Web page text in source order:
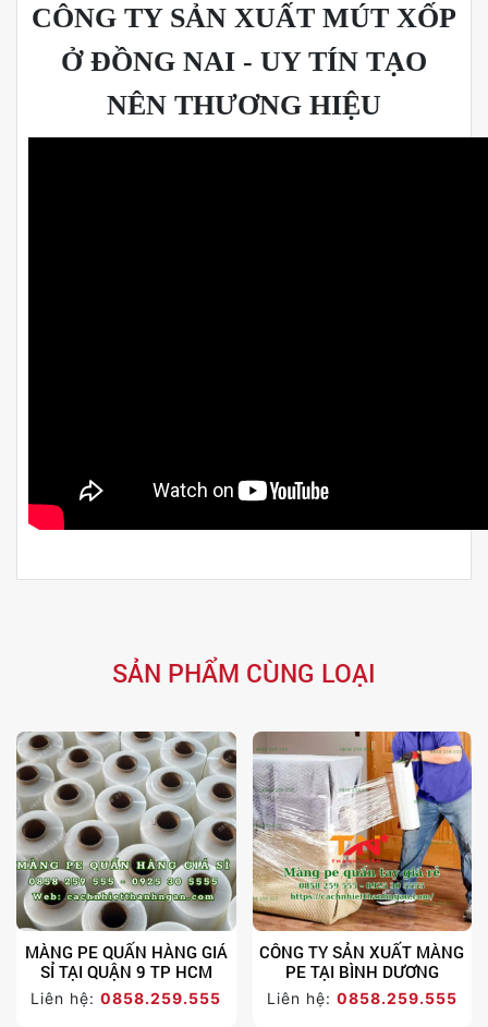
CÔNG TY SẢN XUẤT MÚT XỐP
Ở ĐỒNG NAI - UY TÍN TẠO
NÊN THƯƠNG HIỆU
SẢN PHẨM CÙNG LOẠI
MÀNG PE QUẤN HÀNG GIÁ
SỈ TẠI QUẬN 9 TP HCM
Liên hệ:0858.259.555
CÔNG TY SẢN XUẤT MÀNG
PE TẠI BÌNH DƯƠNG
Liên hệ: 0858.259.555